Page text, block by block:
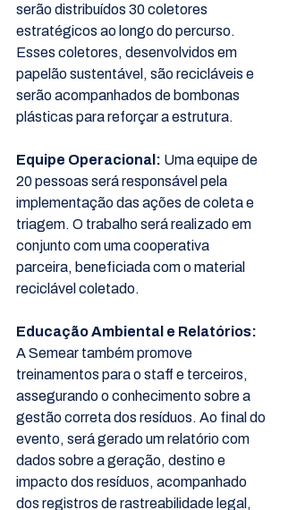
serão distribuídos 30 coletores
estratégicos ao longo do percurso.
Esses coletores, desenvolvidos em
papelão sustentável, são recicláveis e
serão acompanhados de bombonas
plásticas para reforçar a estrutura.
Equipe Operacional: Uma equipe de
20 pessoas será responsável pela
implementação das ações de coleta e
triagem. O trabalho será realizado em
conjunto com uma cooperativa
parceira, beneficiada com o material
reciclável coletado.
Educação Ambiental e Relatórios:
A Semear também promove
treinamentos para o staff e terceiros,
assegurando o conhecimento sobre a
gestão correta dos resíduos. Ao final do
evento, será gerado um relatório com
dados sobre a geração, destino e
impacto dos resíduos, acompanhado
dos registros de rastreabilidade legal,